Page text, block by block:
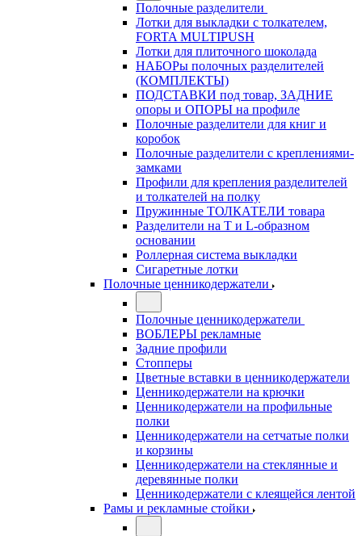
Полочные разделители
Лотки для выкладки с толкателем,
FORTA MULTIPUSH
Лотки для плиточного шоколада
НАБОРы полочных разделителей
(КОМПЛЕКТЫ)
ПОДСТАВКИ под товар, ЗАДНИЕ
опоры и ОПОРЫ на профиле
Полочные разделители для книг и
коробок
Полочные разделители с креплениями-
замками
Профили для крепления разделителей
и толкателей на полку
Пружинные ТОЛКАТЕЛИ товара
Разделители на Т и L-образном
основании
Роллерная система выкладки
Сигаретные лотки
Полочные ценникодержатели
Полочные ценникодержатели
ВОБЛЕРЫ рекламные
Задние профили
Стопперы
Цветные вставки в ценникодержатели
Ценникодержатели на крючки
Ценникодержатели на профильные
полки
Ценникодержатели на сетчатые полки
и корзины
Ценникодержатели на стеклянные и
деревянные полки
Ценникодержатели с клеящейся лентой
Рамы и рекламные стойки